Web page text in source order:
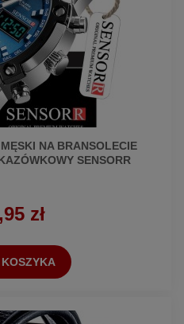
NA BRANSOLECIE
SENSORR
zł
KOSZYKA